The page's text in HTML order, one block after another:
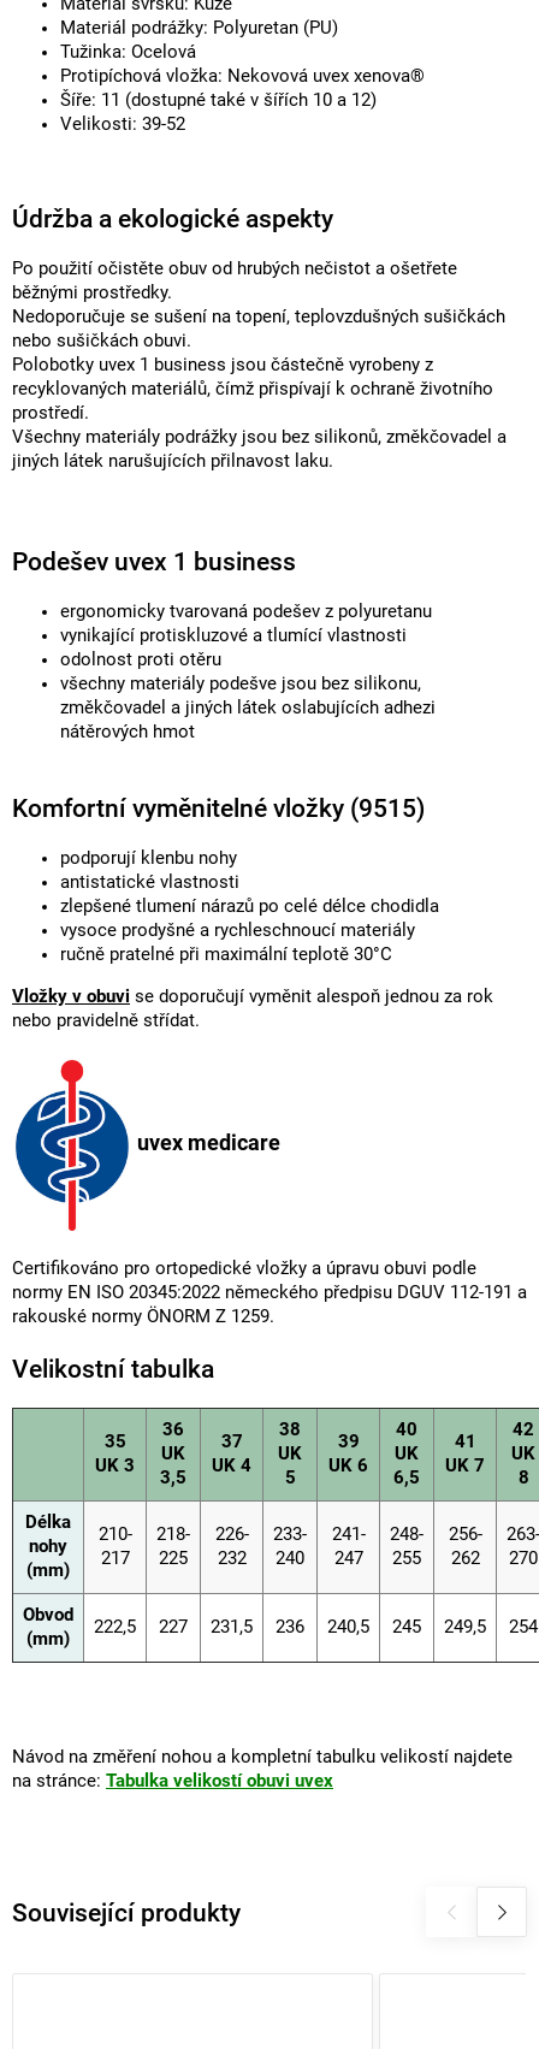
Související produkty
Materiál svršku: Kůže
Materiál podrážky: Polyuretan (PU)
Tužinka: Ocelová
Protipíchová vložka: Nekovová uvex xenova®
Šíře: 11 (dostupné také v šířích 10 a 12)
Velikosti: 39-52
Údržba a ekologické aspekty
Po použití očistěte obuv od hrubých nečistot a ošetřete
běžnými prostředky.
Nedoporučuje se sušení na topení, teplovzdušných sušičkách
nebo sušičkách obuvi.
Polobotky uvex 1 business jsou částečně vyrobeny z
recyklovaných materiálů, čímž přispívají k ochraně životního
prostředí.
Všechny materiály podrážky jsou bez silikonů, změkčovadel a
jiných látek narušujících přilnavost laku.
Podešev uvex 1 business
ergonomicky tvarovaná podešev z polyuretanu
vynikající protiskluzové a tlumící vlastnosti
odolnost proti otěru
všechny materiály podešve jsou bez silikonu,
změkčovadel a jiných látek oslabujících adhezi
nátěrových hmot
Komfortní vyměnitelné vložky (9515)
podporují klenbu nohy
antistatické vlastnosti
zlepšené tlumení nárazů po celé délce chodidla
vysoce prodyšné a rychleschnoucí materiály
ručně pratelné při maximální teplotě 30°C
Vložky v obuvi se doporučují vyměnit alespoň jednou za rok
nebo pravidelně střídat.
uvex medicare
Certifikováno pro ortopedické vložky a úpravu obuvi podle
normy EN ISO 20345:2022 německého předpisu DGUV 112-191 a
rakouské normy ÖNORM Z 1259.
Velikostní tabulka
35
UK 3
36
UK
3,5
37
UK 4
38
UK
5
39
UK 6
40
UK
6,5
41
UK 7
42
UK
8
Délka
nohy
(mm)
210-
217
218-
225
226-
232
233-
240
241-
247
248-
255
256-
262
263-
270
Obvod
(mm)
222,5 227 231,5 236 240,5 245 249,5 254
Návod na změření nohou a kompletní tabulku velikostí najdete
na stránce: Tabulka velikostí obuvi uvex